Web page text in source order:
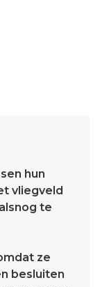
hun
vliegveld
te
ze
besluiten